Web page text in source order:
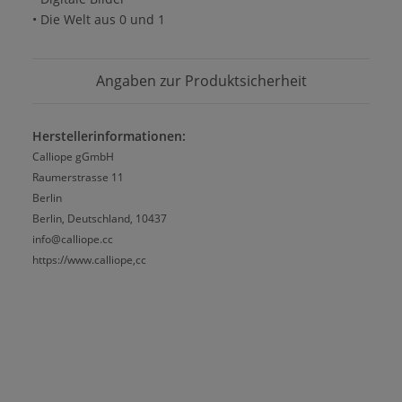
• Die Welt aus 0 und 1
Angaben zur Produktsicherheit
Herstellerinformationen:
Calliope gGmbH
Raumerstrasse 11
Berlin
Berlin, Deutschland, 10437
info@calliope.cc
https://www.calliope,cc